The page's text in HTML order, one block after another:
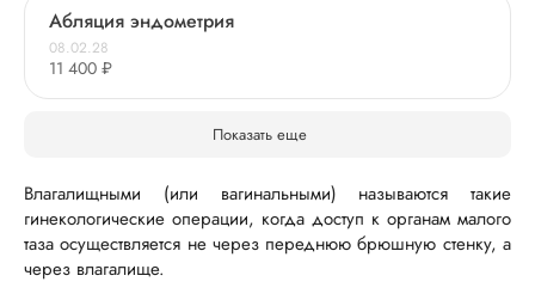
Абляция эндометрия
08.02.28
11 400 ₽
Показать еще
Влагалищными (или вагинальными) называются такие
гинекологические операции, когда доступ к органам малого
таза осуществляется не через переднюю брюшную стенку, а
через влагалище.